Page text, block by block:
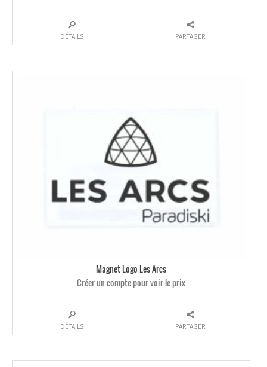
DÉTAILS PARTAGER
Magnet Logo Les Arcs
Créer un compte pour voir le prix
DÉTAILS PARTAGER